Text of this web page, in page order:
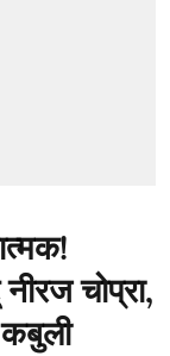
चोप्रा,
कबुली